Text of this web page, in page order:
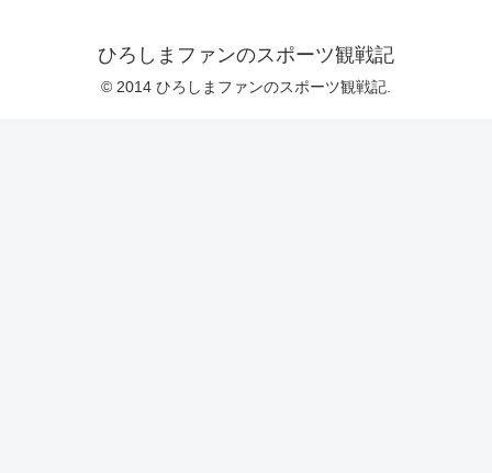
ひろしまファンのスポーツ観戦記
© 2014 ひろしまファンのスポーツ観戦記.